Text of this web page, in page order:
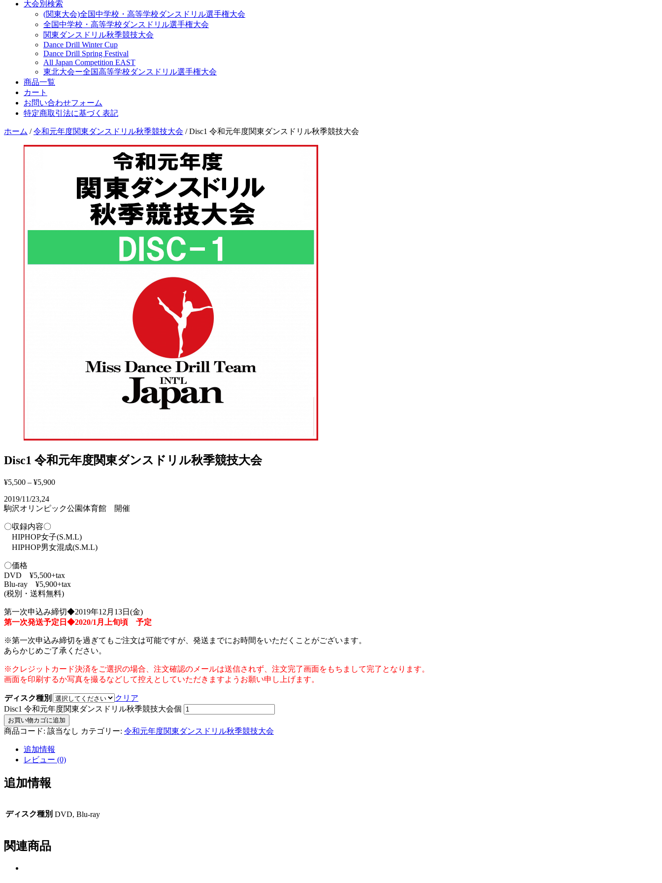
大会別検索
(関東大会)全国中学校・高等学校ダンスドリル選手権大会
全国中学校・高等学校ダンスドリル選手権大会
関東ダンスドリル秋季競技大会
Dance Drill Winter Cup
Dance Drill Spring Festival
All Japan Competition EAST
東北大会ー全国高等学校ダンスドリル選手権大会
商品一覧
カート
お問い合わせフォーム
特定商取引法に基づく表記
ホーム /令和元年度関東ダンスドリル秋季競技大会 / Disc1 令和元年度関東ダンスドリル秋季競技大会
Disc1 令和元年度関東ダンスドリル秋季競技大会
¥5,500 – ¥5,900
2019/11/23,24
駒沢オリンピック公園体育館 開催
〇収録内容〇
HIPHOP女子(S.M.L)
HIPHOP男女混成(S.M.L)
〇価格
DVD ¥5,500+tax
Blu-ray ¥5,900+tax
(税別・送料無料)
第一次申込み締切◆2019年12月13日(金)
第一次発送予定日◆2020/1月上旬頃 予定
※第一次申込み締切を過ぎてもご注文は可能ですが、発送までにお時間をいただくことがございます。
あらかじめご了承ください。
※クレジットカード決済をご選択の場合、注文確認のメールは送信されず、注文完了画面をもちまして完了となります。
画面を印刷するか写真を撮るなどして控えとしていただきますようお願い申し上げます。
ディスク種別
クリア
Disc1 令和元年度関東ダンスドリル秋季競技大会個
お買い物カゴに追加
商品コード: 該当なし カテゴリー: 令和元年度関東ダンスドリル秋季競技大会
追加情報
レビュー (0)
追加情報
ディスク種別 DVD, Blu-ray
関連商品